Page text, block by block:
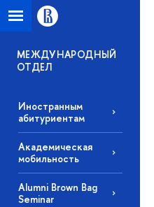
МЕЖДУНАРОДНЫЙ
ОТДЕЛ
Иностранным
абитуриентам
Академическая
мобильность
Alumni Brown Bag
Seminar